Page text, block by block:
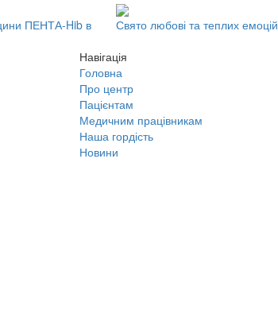
ПЕНТА-Hib в
Свято любові та теплих емоцій
Навігація
Головна
Про центр
Пацієнтам
Медичним працівникам
Наша гордість
Новини